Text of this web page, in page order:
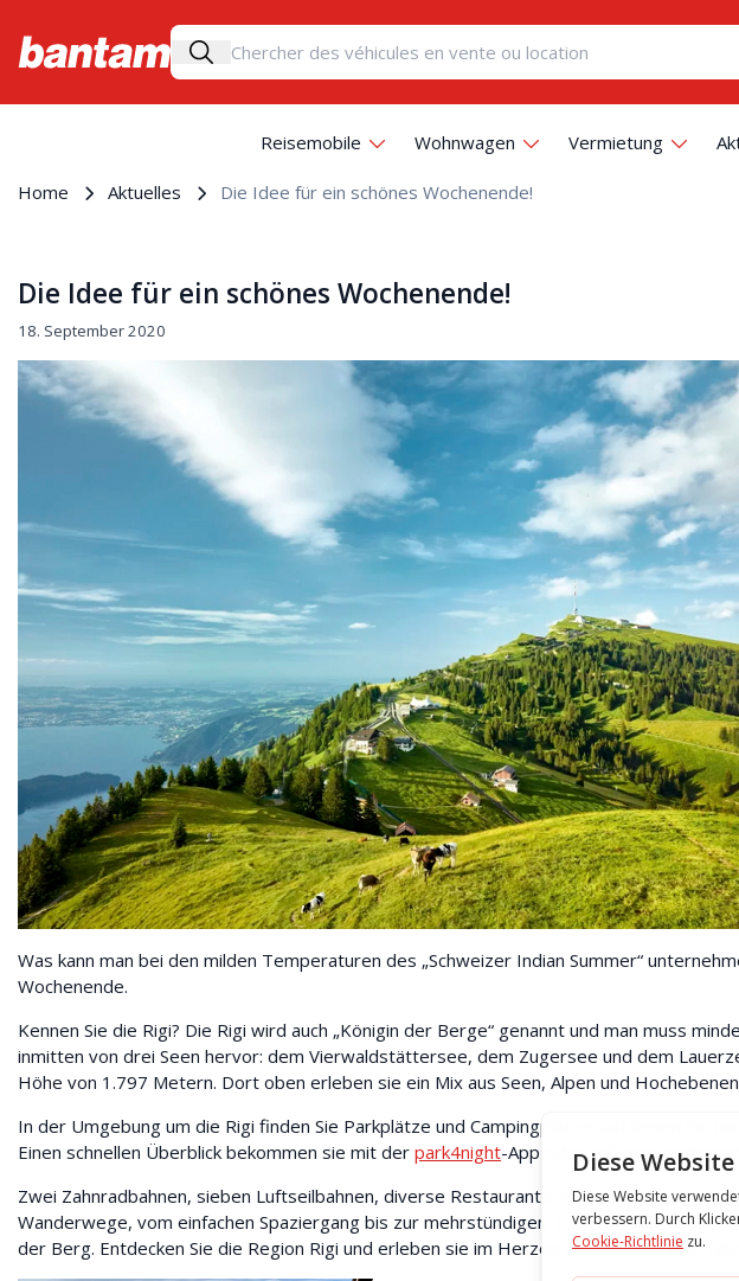
Reisemobile Wohnwagen Vermietung
Home Aktuelles Die Idee für ein schönes Wochenende!
Die Idee für ein schönes Wochenende!
18. September 2020
Was kann man bei den milden Temperaturen des „Schweizer Indian Summer“
Wochenende.
Kennen Sie die Rigi? Die Rigi wird auch „Königin der Berge“ genannt und man muss
inmitten von drei Seen hervor: dem Vierwaldstättersee, dem Zugersee und dem
Höhe von 1.797 Metern. Dort oben erleben sie ein Mix aus Seen, Alpen und
In der Umgebung um die Rigi finden Sie Parkplätze und Campingplätze, auf denen Sie
Einen schnellen Überblick bekommen sie mit der park4night-App oder auf
Zwei Zahnradbahnen, sieben Luftseilbahnen, diverse Restaurants, Wellness im
Wanderwege, vom einfachen Spaziergang bis zur mehrstündigen Tour und viele
der Berg. Entdecken Sie die Region Rigi und erleben sie im Herzen der Schweiz tolle